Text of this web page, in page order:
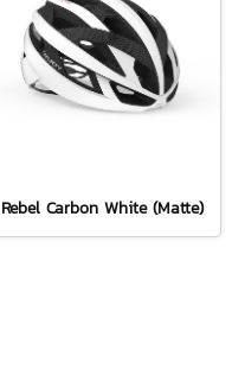
Rebel Carbon White (Matte)